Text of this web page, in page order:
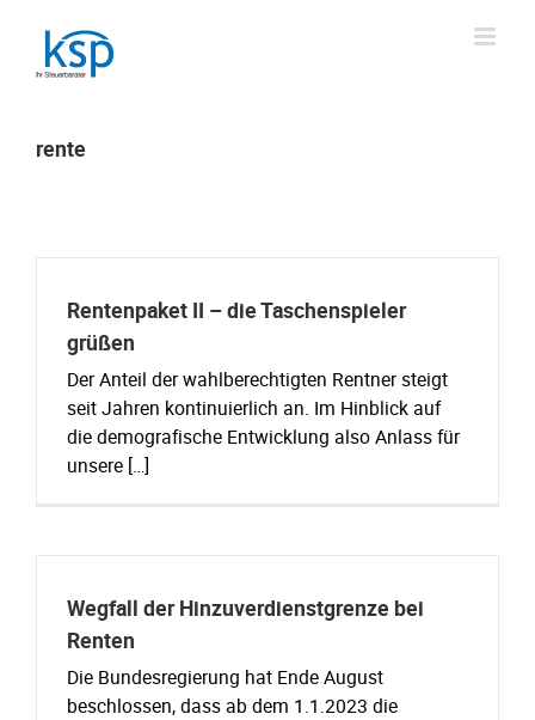
content
rente
Rentenpaket II – die Taschenspieler
grüßen
Der Anteil der wahlberechtigten Rentner steigt
seit Jahren kontinuierlich an. Im Hinblick auf
die demografische Entwicklung also Anlass für
unsere […]
Wegfall der Hinzuverdienstgrenze bei
Renten
Die Bundesregierung hat Ende August
beschlossen, dass ab dem 1.1.2023 die